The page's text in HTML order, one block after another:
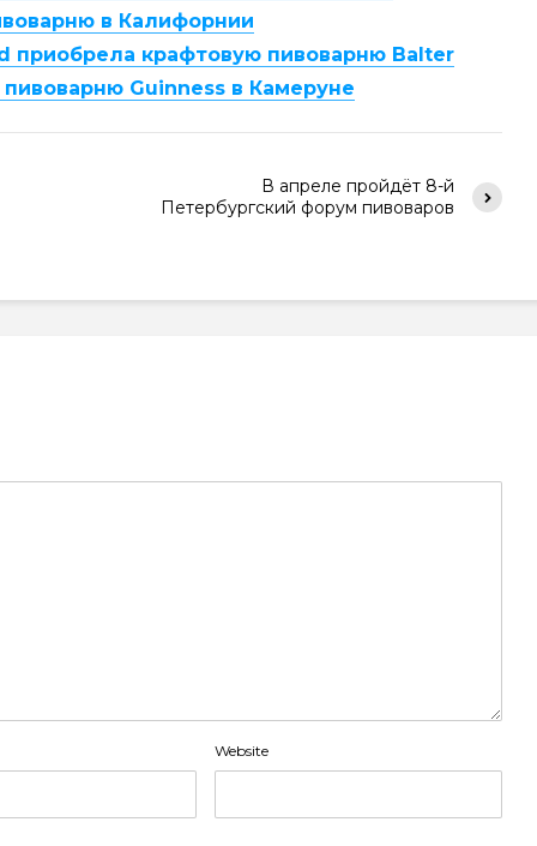
в Калифорнии
приобрела крафтовую пивоварню Balter
Guinness в Камеруне
В апреле пройдёт 8-й
Петербургский форум пивоваров
Website